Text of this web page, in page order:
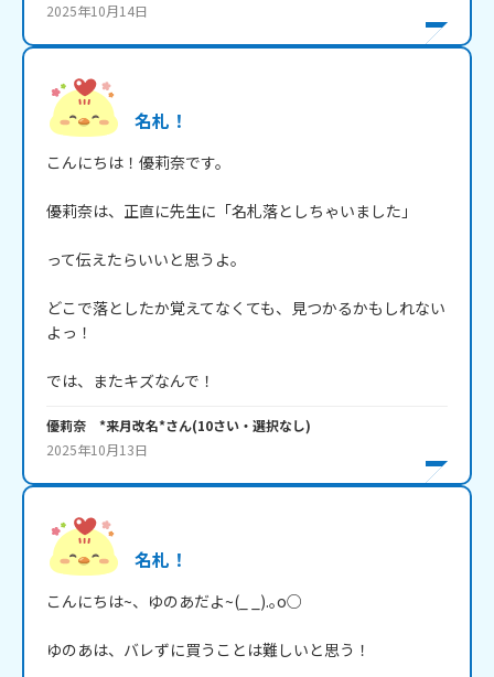
2025年10月14日
名札！
こんにちは！優莉奈です。
優莉奈は、正直に先生に「名札落としちゃいました」
って伝えたらいいと思うよ。
どこで落としたか覚えてなくても、見つかるかもしれない
よっ！
では、またキズなんで！
優莉奈 *来月改名*さん(10さい・ 選択なし)
2025年10月13日
名札！
こんにちは~、ゆのあだよ~(_ _).｡o○
ゆのあは、バレずに買うことは難しいと思う！